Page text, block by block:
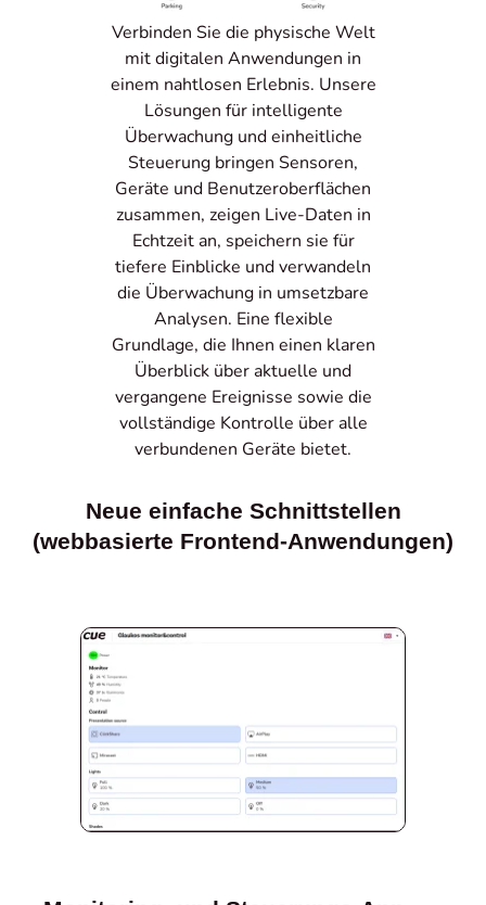
Verbinden Sie die physische Welt
mit digitalen Anwendungen in
einem nahtlosen Erlebnis. Unsere
Lösungen für intelligente
Überwachung und einheitliche
Steuerung bringen Sensoren,
Geräte und Benutzeroberflächen
zusammen, zeigen Live-Daten in
Echtzeit an, speichern sie für
tiefere Einblicke und verwandeln
die Überwachung in umsetzbare
Analysen. Eine flexible
Grundlage, die Ihnen einen klaren
Überblick über aktuelle und
vergangene Ereignisse sowie die
vollständige Kontrolle über alle
verbundenen Geräte bietet.
Neue einfache Schnittstellen
(webbasierte Frontend-Anwendungen)